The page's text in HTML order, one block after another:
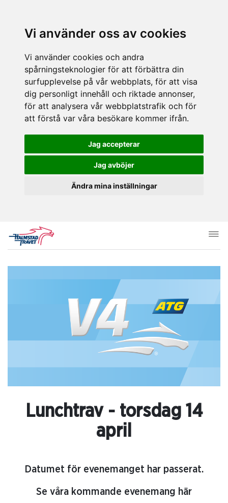
Vi använder oss av cookies
Vi använder cookies och andra
spårningsteknologier för att förbättra din
surfupplevelse på vår webbplats, för att visa
dig personligt innehåll och riktade annonser,
för att analysera vår webbplatstrafik och för
att förstå var våra besökare kommer ifrån.
Jag accepterar
Jag avböjer
Ändra mina inställningar
Lunchtrav - torsdag 14
april
Datumet för evenemanget har passerat.
Se våra kommande evenemang här